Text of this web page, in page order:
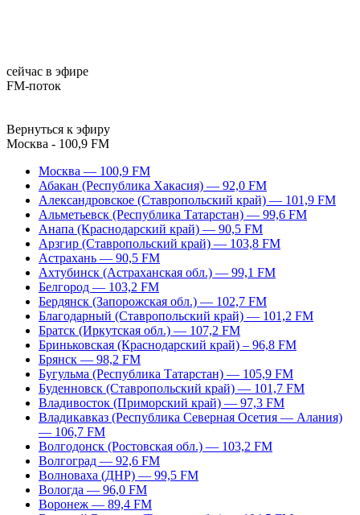
сейчас в эфире
FM-поток
Вернуться к эфиру
Москва - 100,9 FM
Москва — 100,9 FM
Абакан (Республика Хакасия) — 92,0 FM
Александровское (Ставропольский край) — 101,9 FM
Альметьевск (Республика Татарстан) — 99,6 FM
Анапа (Краснодарский край) — 90,5 FM
Арзгир (Ставропольский край) — 103,8 FM
Астрахань — 90,5 FM
Ахтубинск (Астраханская обл.) — 99,1 FM
Белгород — 103,2 FM
Бердянск (Запорожская обл.) — 102,7 FM
Благодарный (Ставропольский край) — 101,2 FM
Братск (Иркутская обл.) — 107,2 FM
Бриньковская (Краснодарский край) – 96,8 FM
Брянск — 98,2 FM
Бугульма (Республика Татарстан) — 105,9 FM
Буденновск (Ставропольский край) — 101,7 FM
Владивосток (Приморский край) — 97,3 FM
Владикавказ (Республика Северная Осетия — Алания)
— 106,7 FM
Волгодонск (Ростовская обл.) — 103,2 FM
Волгоград — 92,6 FM
Волноваха (ДНР) — 99,5 FM
Вологда — 96,0 FM
Воронеж — 89,4 FM